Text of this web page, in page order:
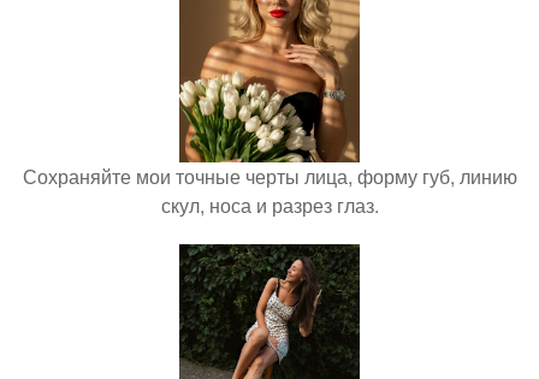
Сохраняйте мои точные черты лица, форму губ, линию
скул, носа и разрез глаз.